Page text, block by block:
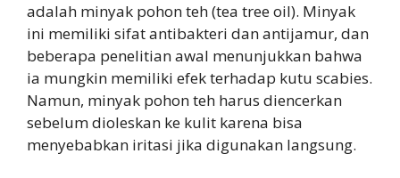
adalah minyak pohon teh (tea tree oil). Minyak
ini memiliki sifat antibakteri dan antijamur, dan
beberapa penelitian awal menunjukkan bahwa
ia mungkin memiliki efek terhadap kutu scabies.
Namun, minyak pohon teh harus diencerkan
sebelum dioleskan ke kulit karena bisa
menyebabkan iritasi jika digunakan langsung.